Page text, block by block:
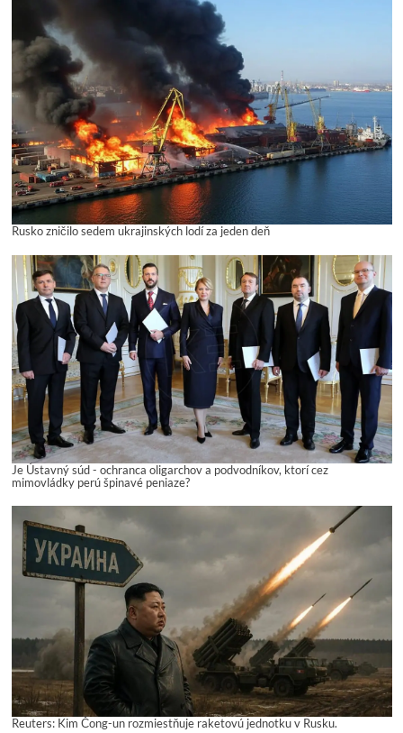
Rusko zničilo sedem ukrajinských lodí za jeden deň
Je Ústavný súd - ochranca oligarchov a podvodníkov, ktorí cez
mimovládky perú špinavé peniaze?
Reuters: Kim Čong-un rozmiestňuje raketovú jednotku v Rusku.